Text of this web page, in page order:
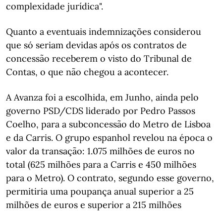
complexidade jurídica".
Quanto a eventuais indemnizações considerou
que só seriam devidas após os contratos de
concessão receberem o visto do Tribunal de
Contas, o que não chegou a acontecer.
A Avanza foi a escolhida, em Junho, ainda pelo
governo PSD/CDS liderado por Pedro Passos
Coelho, para a subconcessão do Metro de Lisboa
e da Carris. O grupo espanhol revelou na época o
valor da transação: 1.075 milhões de euros no
total (625 milhões para a Carris e 450 milhões
para o Metro). O contrato, segundo esse governo,
permitiria uma poupança anual superior a 25
milhões de euros e superior a 215 milhões